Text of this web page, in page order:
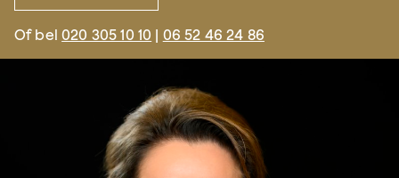
Of bel020 305 10 10 | 06 52 46 24 86